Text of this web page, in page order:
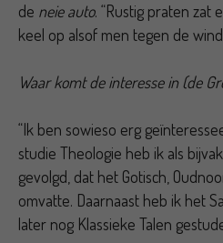
de neie auto. “Rustig praten zat
keel op alsof men tegen de
Waar komt de interesse in (de
“Ik ben sowieso erg
studie Theologie heb ik als
gevolgd, dat het Gotisch,
omvatte. Daarnaast heb ik het
later nog Klassieke Talen